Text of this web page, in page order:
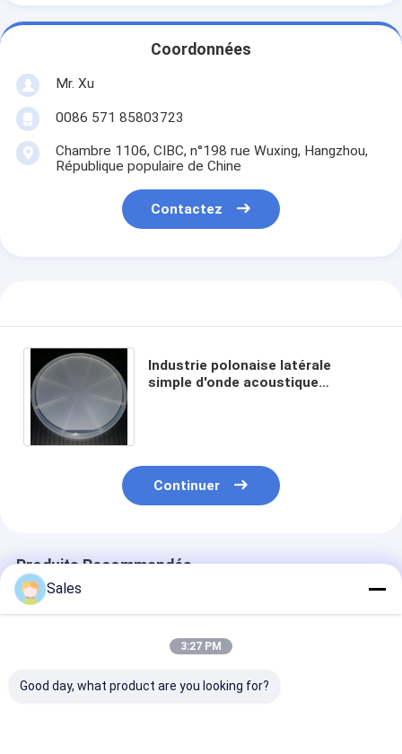
Coordonnées
Mr. Xu
0086 571 85803723
Chambre 1106, CIBC, n°198 rue Wuxing, Hangzhou,
République populaire de Chine
Contactez
Industrie polonaise latérale
simple d'onde acoustique
Continuer
Produits Recommandés
Sales
3:27 PM
Good day, what product are you looking for?